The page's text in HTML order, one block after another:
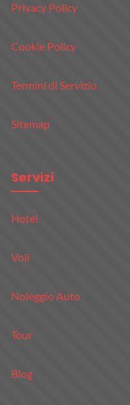
Privacy Policy
Cookie Policy
Termini di Servizio
Sitemap
Servizi
Hotel
Voli
Noleggio Auto
Tour
Blog